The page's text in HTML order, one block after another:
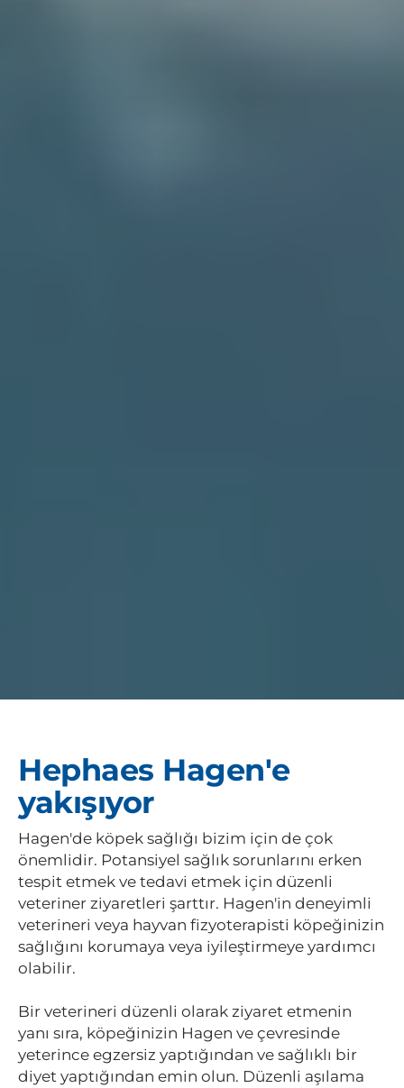
Hephaes Hagen'e
yakışıyor
Hagen'de köpek sağlığı bizim için de çok
önemlidir. Potansiyel sağlık sorunlarını erken
tespit etmek ve tedavi etmek için düzenli
veteriner ziyaretleri şarttır. Hagen'in deneyimli
veterineri veya hayvan fizyoterapisti köpeğinizin
sağlığını korumaya veya iyileştirmeye yardımcı
olabilir.
Bir veterineri düzenli olarak ziyaret etmenin
yanı sıra, köpeğinizin Hagen ve çevresinde
yeterince egzersiz yaptığından ve sağlıklı bir
diyet yaptığından emin olun. Düzenli aşılama